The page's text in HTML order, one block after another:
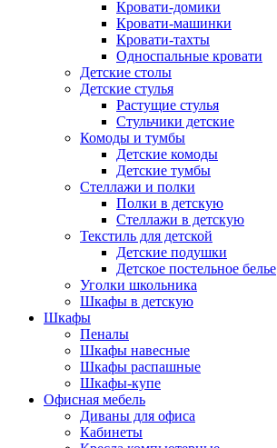
Кровати-домики
Кровати-машинки
Кровати-тахты
Односпальные кровати
Детские столы
Детские стулья
Растущие стулья
Стульчики детские
Комоды и тумбы
Детские комоды
Детские тумбы
Стеллажи и полки
Полки в детскую
Стеллажи в детскую
Текстиль для детской
Детские подушки
Детское постельное белье
Уголки школьника
Шкафы в детскую
Шкафы
Пеналы
Шкафы навесные
Шкафы распашные
Шкафы-купе
Офисная мебель
Диваны для офиса
Кабинеты